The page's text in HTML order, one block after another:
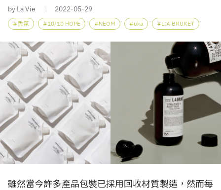
by La Vie 2022-05-29
香氛 10/10 HOPE NEOM uka L:A BRUKET
雖然當今許多產品包裝已採用回收材質製造，然而每